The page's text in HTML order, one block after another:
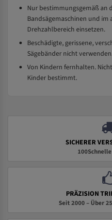
Nur bestimmungsgemäß an
Bandsägemaschinen und im
Drehzahlbereich einsetzen.
Beschädigte, gerissene,
Sägebänder nicht
Von Kindern fernhalten.
Kinder bestimmt.
SICHERER
PRÄZISION
Seit 2000 – Über